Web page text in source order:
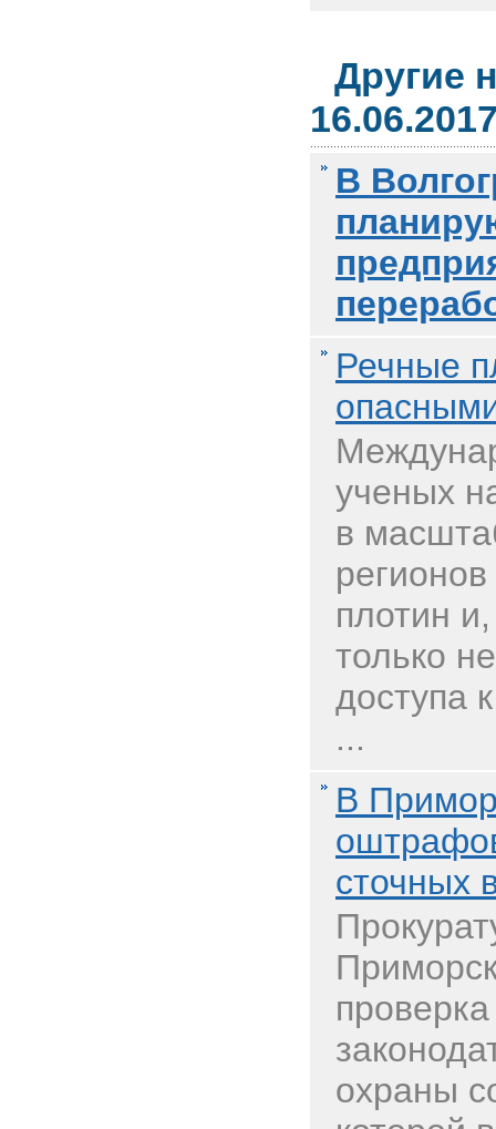
Другие
В
Речные
ученых
в
плотин
только
доступа
...
В
сточных
охраны